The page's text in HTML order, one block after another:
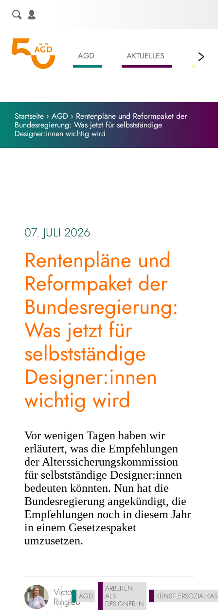
AGD AKTUELLES
Startseite › AGD › Rentenpläne und Reformpaket der
Bundesregierung: Was jetzt für selbstständige
Designer:innen wichtig wird
07. JULI 2026
Rentenpläne und
Reformpaket der
Bundesregierung:
Was jetzt für
selbstständige
Designer:innen
wichtig wird
Vor wenigen Tagen haben wir
erläutert, was die Empfehlungen
der Alterssicherungskommission
für selbstständige Designer:innen
bedeuten könnten. Nun hat die
Bundesregierung angekündigt, die
Empfehlungen noch in diesem Jahr
in einem Gesetzespaket
umzusetzen.
Victoria
RinglebAGD
ARBEITEN
ALS
DESIGNER:IN